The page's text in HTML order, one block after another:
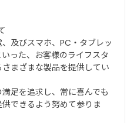
及びスマホ、PC・タブレッ
った、お客様のライフスタ
まざまな製品を提供してい
足を追求し、常に喜んでも
できるよう努めて参りま